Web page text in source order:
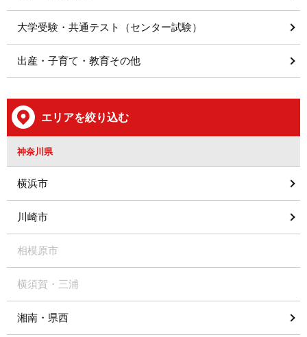
大学受験・共通テスト（センター試験）
出産・子育て・教育その他
エリアを絞り込む
神奈川県
横浜市
川崎市
相模原市
横須賀・三浦
湘南・県西